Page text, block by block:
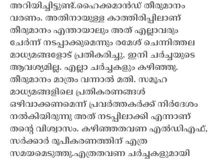
അറിയിച്ചിട്ടുണ്ട്.ഹൈക്കമാൻഡ് തീരുമാനം
വരണം. അതിനായുള്ള കാത്തിരിപ്പിലാണ്
തീരുമാനം എന്തായാലും അത് എല്ലാവരും
ചേർന്ന് നടപ്പാക്കുമെന്നും രമേശ് ചെന്നിത്തല
മാധ്യമങ്ങളോട് പ്രതികരിച്ചു. ഇനി ചർച്ചയുടെ
ആവശ്യമില്ല. എല്ലാ ചർച്ചകളും കഴിഞ്ഞു.
തീരുമാനം മാത്രം വന്നാൽ മതി. സമൂഹ
മാധ്യമങ്ങളിലെ പ്രതികരണങ്ങൾ
ഒഴിവാക്കണമെന്ന് പ്രവർത്തകർക്ക് നിർദേശം
നൽകിയിരുന്നു അത് നടപ്പിലാക്കി എന്നാണ്
തന്റെ വിശ്വാസം. കഴിഞ്ഞതവണ എൽഡിഎഫ്,
സർക്കാർ രൂപീകരണത്തിന് എത്ര
സമയമെടുത്തു.എത്രതവണ ചർച്ചകളുമായി